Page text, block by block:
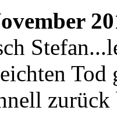
Tod
zurück